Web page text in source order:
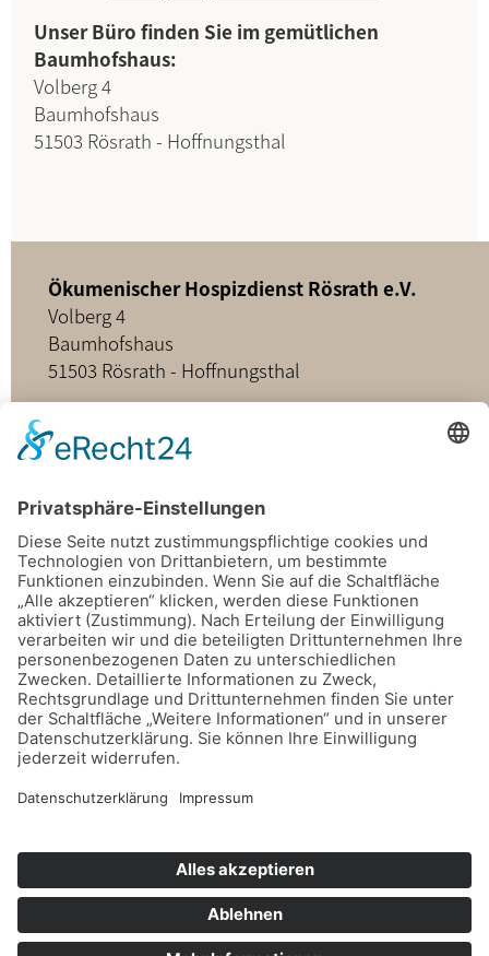
Unser Büro finden Sie im gemütlichen
Baumhofshaus:
Volberg 4
Baumhofshaus
51503 Rösrath - Hoffnungsthal
Ökumenischer Hospizdienst Rösrath e.V.
Volberg 4
Baumhofshaus
51503 Rösrath - Hoffnungsthal
02205 - 898349
buero@hospizdienst-roesrath.de
Home
Datenschutz
Impressum
Mitmachen
Satzung
Mitglied werden
Facebook
Instagram